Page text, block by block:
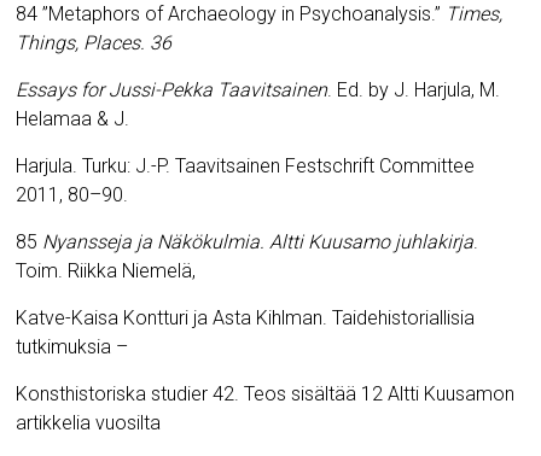
84 ”Metaphors of Archaeology in Psychoanalysis.” Times,
Things, Places. 36
Essays for Jussi-Pekka Taavitsainen. Ed. by J. Harjula, M.
Helamaa & J.
Harjula. Turku: J.-P. Taavitsainen Festschrift Committee
2011, 80–90.
85 Nyansseja ja Näkökulmia. Altti Kuusamo juhlakirja.
Toim. Riikka Niemelä,
Katve-Kaisa Kontturi ja Asta Kihlman. Taidehistoriallisia
tutkimuksia –
Konsthistoriska studier 42. Teos sisältää 12 Altti Kuusamon
artikkelia vuosilta